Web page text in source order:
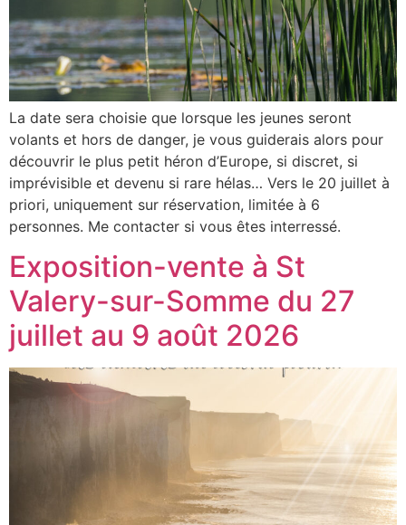
La date sera choisie que lorsque les jeunes seront
volants et hors de danger, je vous guiderais alors pour
découvrir le plus petit héron d’Europe, si discret, si
imprévisible et devenu si rare hélas… Vers le 20 juillet à
priori, uniquement sur réservation, limitée à 6
personnes. Me contacter si vous êtes interressé.
Exposition-vente à St
Valery-sur-Somme du 27
juillet au 9 août 2026